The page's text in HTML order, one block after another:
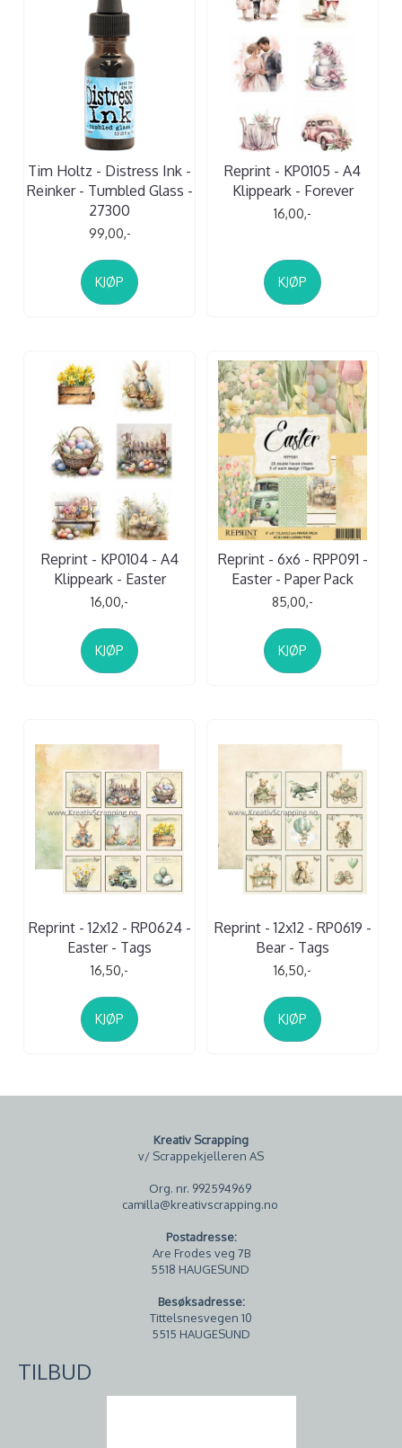
Tim Holtz - Distress Ink -
Reinker - Tumbled Glass -
27300
99,00,-
KJØP
Reprint - KP0105 - A4
Klippeark - Forever
16,00,-
KJØP
Reprint - KP0104 - A4
Klippeark - Easter
16,00,-
KJØP
Reprint - 6x6 - RPP091 -
Easter - Paper Pack
85,00,-
KJØP
Reprint - 12x12 - RP0624 -
Easter - Tags
16,50,-
KJØP
Reprint - 12x12 - RP0619 -
Bear - Tags
16,50,-
KJØP
Kreativ Scrapping
v/ Scrappekjelleren AS
Org. nr. 992594969
camilla@kreativscrapping.no
Postadresse:
Are Frodes veg 7B
5518 HAUGESUND
Besøksadresse:
Tittelsnesvegen 10
5515 HAUGESUND
TILBUD